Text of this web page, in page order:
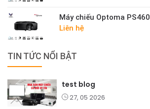
Máy chiếu Optoma PS460
Liên hệ
TIN TỨC NỔI BẬT
test blog
27, 05 2026